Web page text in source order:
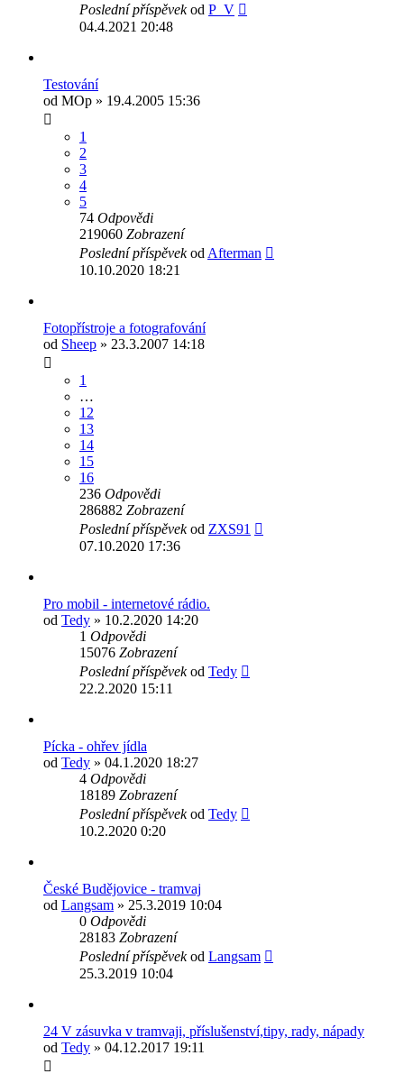
Poslední příspěvekod P_V
04.4.2021 20:48
Testování
od MOp » 19.4.2005 15:36
1
2
3
4
5
74 Odpovědi
219060 Zobrazení
Poslední příspěvekod Afterman
10.10.2020 18:21
Fotopřístroje a fotografování
od Sheep » 23.3.2007 14:18
1
…
12
13
14
15
16
236 Odpovědi
286882 Zobrazení
Poslední příspěvekod ZXS91
07.10.2020 17:36
Pro mobil - internetové rádio.
od Tedy » 10.2.2020 14:20
1 Odpovědi
15076 Zobrazení
Poslední příspěvekod Tedy
22.2.2020 15:11
Pícka - ohřev jídla
od Tedy » 04.1.2020 18:27
4 Odpovědi
18189 Zobrazení
Poslední příspěvekod Tedy
10.2.2020 0:20
České Budějovice - tramvaj
od Langsam » 25.3.2019 10:04
0 Odpovědi
28183 Zobrazení
Poslední příspěvekod Langsam
25.3.2019 10:04
24 V zásuvka v tramvaji, příslušenství,tipy, rady, nápady
od Tedy » 04.12.2017 19:11